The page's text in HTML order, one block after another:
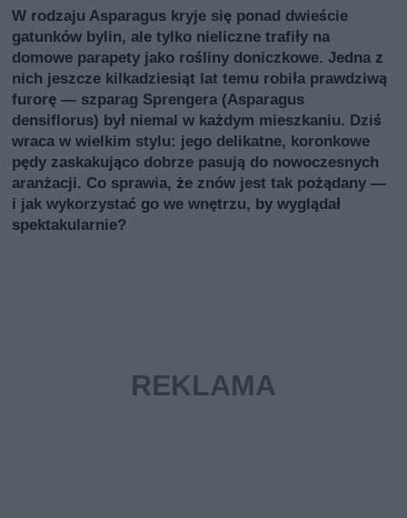
W rodzaju Asparagus kryje się ponad dwieście
gatunków bylin, ale tylko nieliczne trafiły na
domowe parapety jako rośliny doniczkowe. Jedna z
nich jeszcze kilkadziesiąt lat temu robiła prawdziwą
furorę — szparag Sprengera (Asparagus
densiflorus) był niemal w każdym mieszkaniu. Dziś
wraca w wielkim stylu: jego delikatne, koronkowe
pędy zaskakująco dobrze pasują do nowoczesnych
aranżacji. Co sprawia, że znów jest tak pożądany —
i jak wykorzystać go we wnętrzu, by wyglądał
spektakularnie?